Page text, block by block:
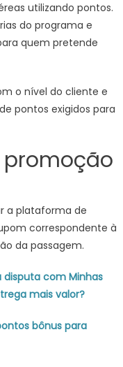
utilizando pontos.
do programa e
quem pretende
o nível do cliente e
pontos exigidos para
a plataforma de
correspondente à
da passagem.
disputa com Minhas
mais valor?
bônus para